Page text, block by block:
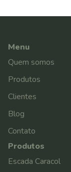
Menu
Quem somos
Produtos
Clientes
Blog
Contato
Produtos
Escada Caracol